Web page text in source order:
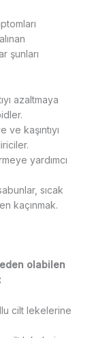
şunları
azaltmaya
ve kaşıntıyı
yardımcı
sıcak
kaçınmak.
olabilen
cilt lekelerine